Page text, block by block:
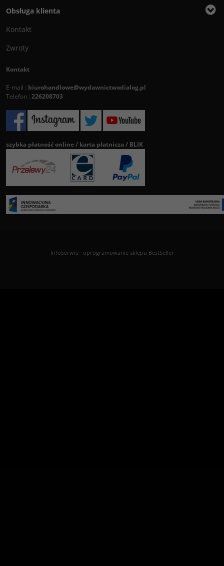
Obsługa klienta
Kontakt
Zwroty
Kontakt
E-mail : biurohandlowe@wydawnictwodialog.pl
Telefon : 226208703
szybka płatność online / karta płatnicza / BLIK
InfoSerwis- oprogramowanie sklepu BestSeller